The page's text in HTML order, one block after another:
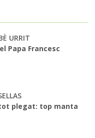
URRIT
Papa Francesc
plegat: top manta